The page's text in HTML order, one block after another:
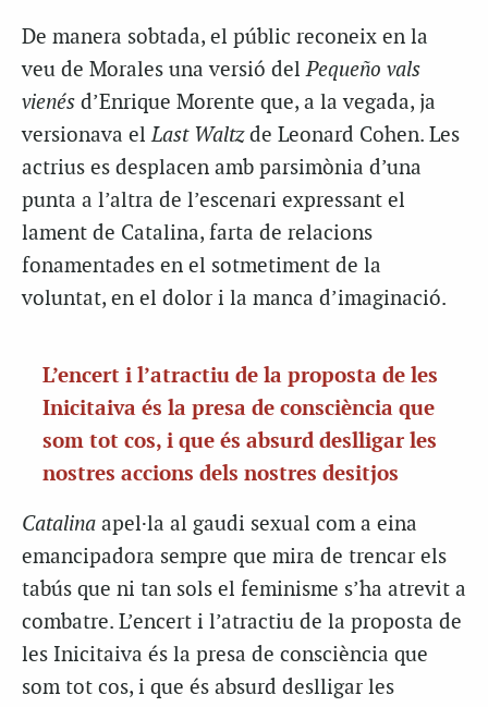
De manera sobtada, el públic reconeix en la
veu de Morales una versió delPequeño vals
vienés d’Enrique Morente que, a la vegada, ja
versionava elLast Waltzde Leonard Cohen. Les
actrius es desplacen amb parsimònia d’una
punta a l’altra de l’escenari expressant el
lament de Catalina, farta de relacions
fonamentades en el sotmetiment de la
voluntat, en el dolor i la manca d’imaginació.
L’encert i l’atractiu de la proposta de les
Inicitaiva és la presa de consciència que
som tot cos, i que és absurd deslligar les
nostres accions dels nostres desitjos
Catalina apel·la al gaudi sexual com a eina
emancipadora sempre que mira de trencar els
tabús que ni tan sols el feminisme s’ha atrevit a
combatre. L’encert i l’atractiu de la proposta de
les Inicitaiva és la presa de consciència que
som tot cos, i que és absurd deslligar les